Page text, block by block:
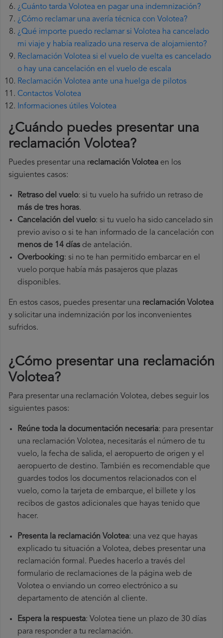
¿Cuánto tarda Volotea en pagar una indemnización?
¿Cómo reclamar una avería técnica con Volotea?
¿Qué importe puedo reclamar si Volotea ha cancelado
mi viaje y había realizado una reserva de alojamiento?
Reclamación Volotea si el vuelo de vuelta es cancelado
o hay una cancelación en el vuelo de escala
Reclamación Volotea ante una huelga de pilotos
Contactos Volotea
Informaciones útiles Volotea
¿Cuándo puedes presentar una
reclamación Volotea?
Puedes presentar una reclamación Volotea en los
siguientes casos:
Retraso del vuelo: si tu vuelo ha sufrido un retraso de
más de tres horas.
Cancelación del vuelo: si tu vuelo ha sido cancelado sin
previo aviso o si te han informado de la cancelación con
menos de 14 días de antelación.
Overbooking: si no te han permitido embarcar en el
vuelo porque había más pasajeros que plazas
disponibles.
En estos casos, puedes presentar una reclamación Volotea​
y solicitar una indemnización por los inconvenientes
sufridos.
¿Cómo presentar una reclamación
Volotea?
Para presentar una reclamación Volotea, debes seguir los
siguientes pasos:
Reúne toda la documentación necesaria: para presentar
una reclamación Volotea, necesitarás el número de tu
vuelo, la fecha de salida, el aeropuerto de origen y el
aeropuerto de destino. También es recomendable que
guardes todos los documentos relacionados con el
vuelo, como la tarjeta de embarque, el billete y los
recibos de gastos adicionales que hayas tenido que
hacer.
Presenta la reclamación Volotea: una vez que hayas
explicado tu situación a Volotea, debes presentar una
reclamación formal. Puedes hacerlo a través del
formulario de reclamaciones de la página web de
Volotea o enviando un correo electrónico a su
departamento de atención al cliente.
Espera la respuesta: Volotea tiene un plazo de 30 días
para responder a tu reclamación.